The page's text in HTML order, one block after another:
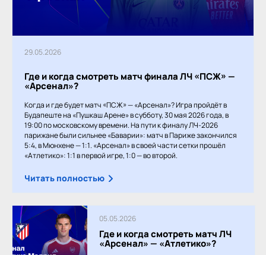
29.05.2026
Где и когда смотреть матч финала ЛЧ «ПСЖ» —
«Арсенал»?
Когда и где будет матч «ПСЖ» — «Арсенал»? Игра пройдёт в
Будапеште на «Пушкаш Арене» в субботу, 30 мая 2026 года, в
19:00 по московскому времени. На пути к финалу ЛЧ-2026
парижане были сильнее «Баварии»: матч в Париже закончился
5:4, в Мюнхене — 1:1. «Арсенал» в своей части сетки прошёл
«Атлетико»: 1:1 в первой игре, 1:0 — во второй.
Читать полностью
05.05.2026
Где и когда смотреть матч ЛЧ
«Арсенал» — «Атлетико»?